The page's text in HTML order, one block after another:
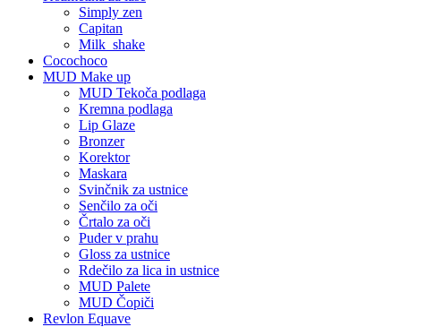
Simply zen
Capitan
Milk_shake
Cocochoco
MUD Make up
MUD Tekoča podlaga
Kremna podlaga
Lip Glaze
Bronzer
Korektor
Maskara
Svinčnik za ustnice
Senčilo za oči
Črtalo za oči
Puder v prahu
Gloss za ustnice
Rdečilo za lica in ustnice
MUD Palete
MUD Čopiči
Revlon Equave